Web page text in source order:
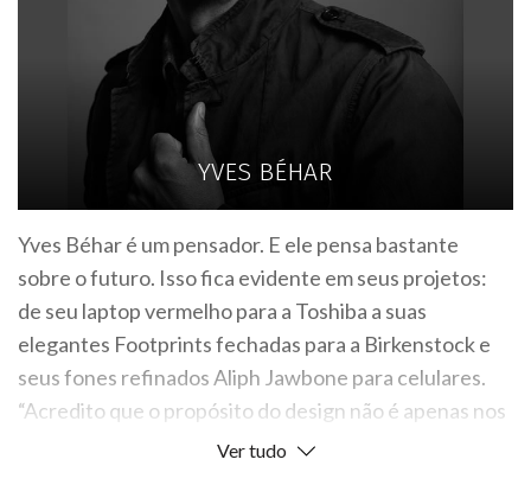
YVES BÉHAR
Yves Béhar é um pensador. E ele pensa bastante
sobre o futuro. Isso fica evidente em seus projetos:
de seu laptop vermelho para a Toshiba a suas
elegantes Footprints fechadas para a Birkenstock e
seus fones refinados Aliph Jawbone para celulares.
“Acredito que o propósito do design não é apenas nos
mostrar o futuro, mas nos trazer o futuro”, ele afirma.
Ver tudo